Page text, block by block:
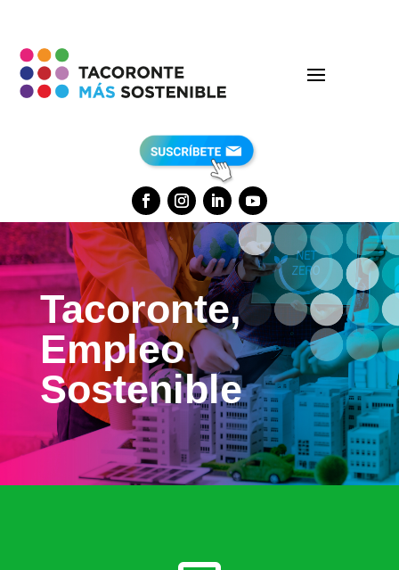
Tacoronte,
Empleo
Sostenible